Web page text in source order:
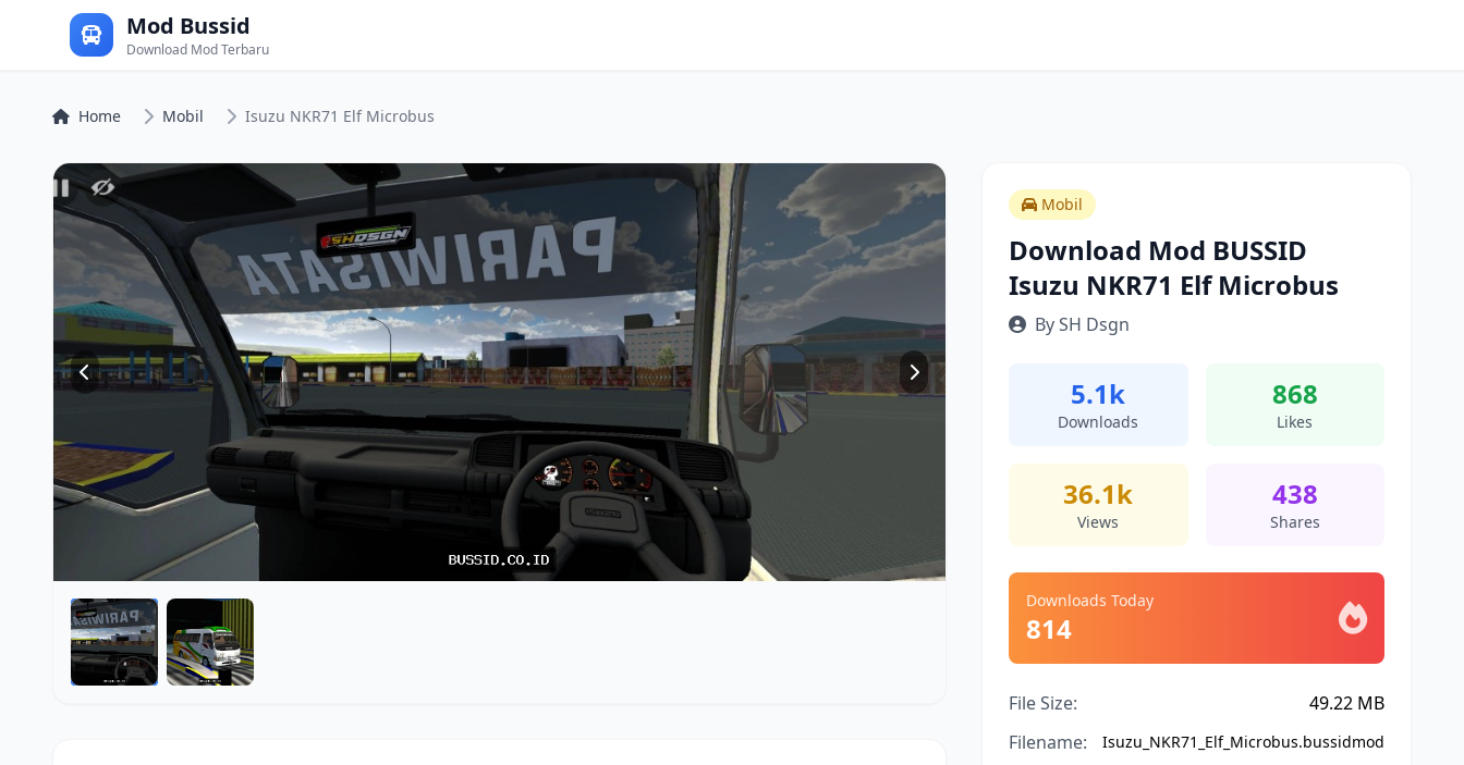
Mod Bussid
Download Mod Terbaru
Home Mobil Isuzu NKR71 Elf Microbus
Mobil
Download Mod BUSSID
Isuzu NKR71 Elf Microbus
By SH Dsgn
5.1k
Downloads
868
Likes
36.1k
Views
438
Shares
Downloads Today
814
File Size:
49.22 MB
Filename:
Isuzu_NKR71_Elf_Microbus.bussidmod